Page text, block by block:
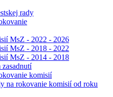
rady
MsZ - 2022 - 2026
MsZ - 2018 - 2022
MsZ - 2014 - 2018
komisií
na rokovanie komisií od roku